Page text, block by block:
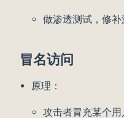
做渗透测试，修补
冒名访问
原理：
攻击者冒充某个